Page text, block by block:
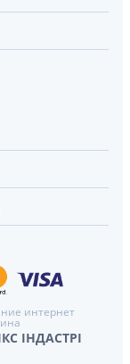
интернет
ІНДАСТРІ